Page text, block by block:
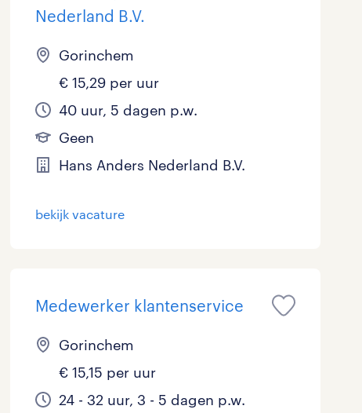
Juridisch 1
Marketing & Communicatie
Schoonmaak 0
Nederland B.V.
Gorinchem
€ 15,29 per uur
40 uur, 5 dagen p.w.
Geen
Hans Anders Nederland B.V.
bekijk vacature
Medewerker klantenservice
Gorinchem
€ 15,15 per uur
24 - 32 uur, 3 - 5 dagen p.w.